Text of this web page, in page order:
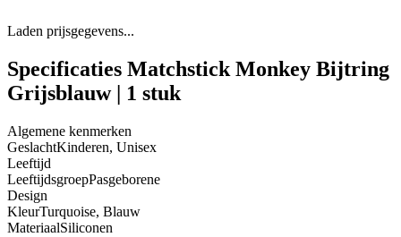
Laden prijsgegevens...
Specificaties Matchstick Monkey Bijtring
Grijsblauw | 1 stuk
Algemene kenmerken
GeslachtKinderen, Unisex
Leeftijd
LeeftijdsgroepPasgeborene
Design
KleurTurquoise, Blauw
MateriaalSiliconen